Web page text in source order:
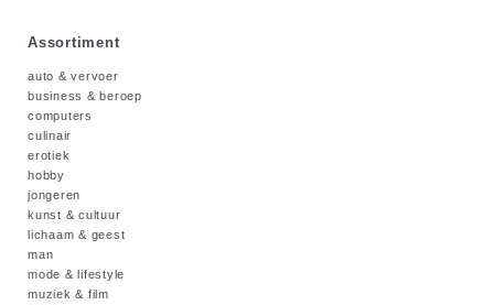
Assortiment
auto & vervoer
business & beroep
computers
culinair
erotiek
hobby
jongeren
kunst & cultuur
lichaam & geest
man
mode & lifestyle
muziek & film